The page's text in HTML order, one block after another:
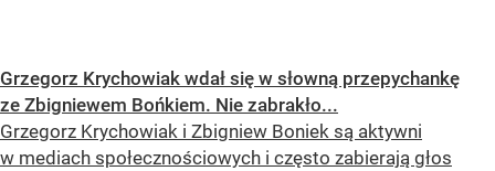
Grzegorz Krychowiak wdał się w słowną przepychankę
ze Zbigniewem Bońkiem. Nie zabrakło...
Grzegorz Krychowiak i Zbigniew Boniek są aktywni
w mediach społecznościowych i często zabierają głos